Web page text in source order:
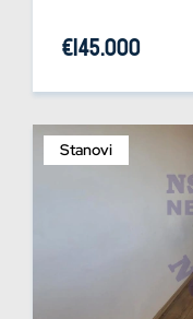
€145.000
Stanovi